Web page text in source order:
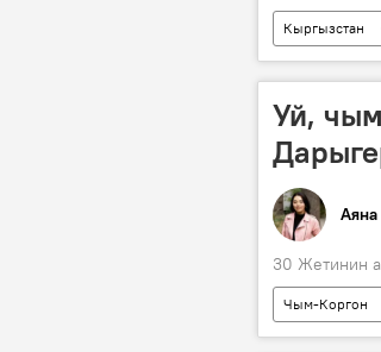
Кыргызстан
Уй,
30 Жетинин
Чым-Коргон
Видео